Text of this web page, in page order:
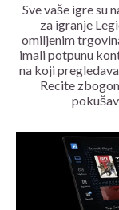
Sve vaše igre su
za igranje
omiljenim
imali potpunu
na koji
Recite